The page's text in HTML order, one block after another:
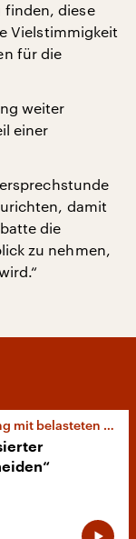
finden, diese
Vielstimmigkeit
für die
weiter
einer
damit
die
zu nehmen,
Denkmälern